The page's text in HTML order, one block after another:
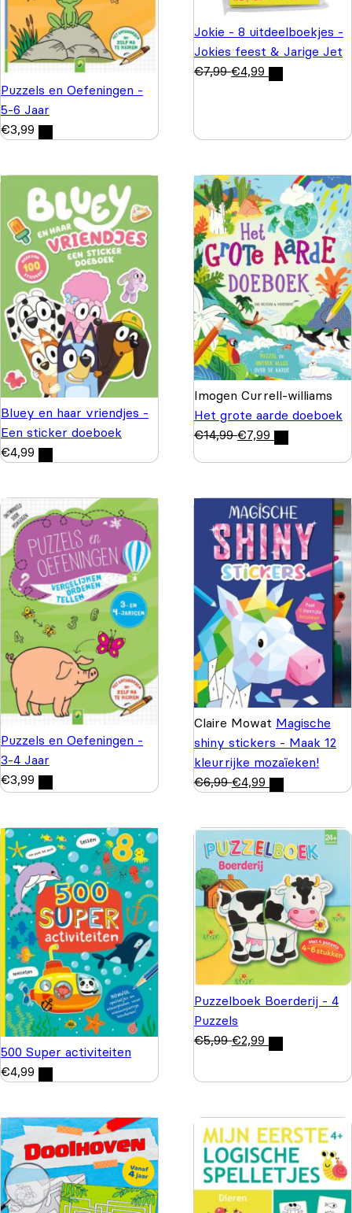
Puzzels en Oefeningen -
5-6 Jaar
€3,99
Jokie - 8 uitdeelboekjes -
Jokies feest & Jarige Jet
€7,99 €4,99
Bluey en haar vriendjes -
Een sticker doeboek
€4,99
Imogen Currell-williams
Het grote aarde doeboek
€14,99 €7,99
Puzzels en Oefeningen -
3-4 Jaar
€3,99
Claire Mowat Magische
shiny stickers - Maak 12
kleurrijke mozaïeken!
€6,99 €4,99
500 Super activiteiten
€4,99
Puzzelboek Boerderij - 4
Puzzels
€5,99 €2,99